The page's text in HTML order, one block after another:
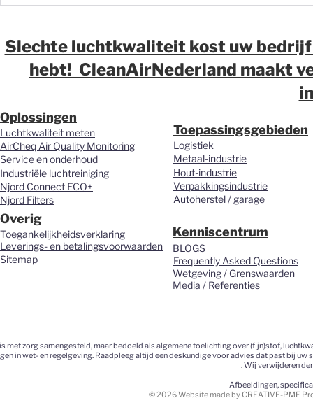
vernieuwd.
Slechte luchtkwaliteit kost uw bedrijf
hebt! CleanAirNederland maakt
Oplossingen
Luchtkwaliteit meten
AirCheq Air Quality Monitoring
Service en onderhoud
Industriële luchtreiniging
Njord Connect ECO+
Njord Filters
Overig
Toegankelijkheidsverklaring
Leverings- en betalingsvoorwaarden
Sitemap
Toepassingsgebieden
Logistiek
Metaal-industrie
Hout-industrie
Verpakkingsindustrie
Autoherstel / garage
Kenniscentrum
BLOGS
Frequently Asked Questions
Wetgeving / Grenswaarden
Media / Referenties
met zorg samengesteld, maar bedoeld als algemene toelichting over (fijn)stof,
in wet- en regelgeving. Raadpleeg altijd een deskundige voor advies dat past bij
. Wij verwijderen
Afbeeldingen,
© 2026 Website made by CREATIVE-PME